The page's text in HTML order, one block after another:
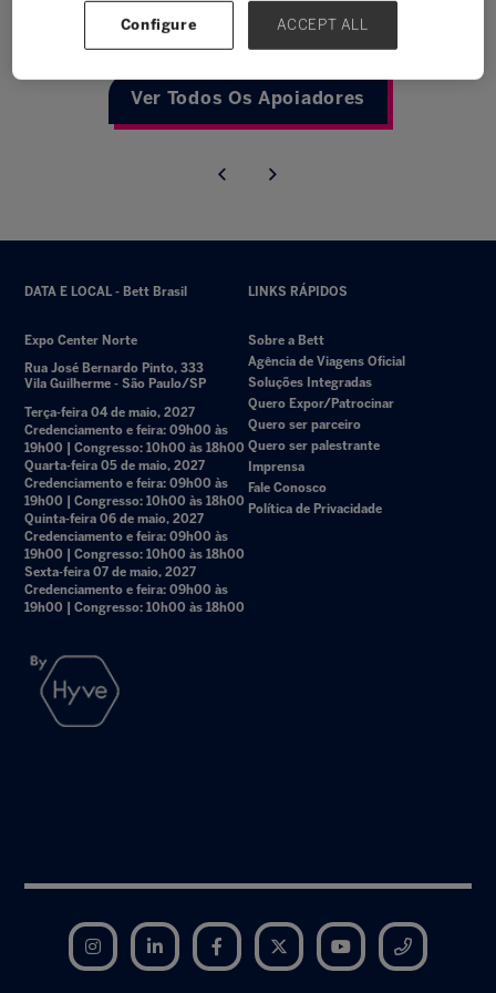
Ver Todos Os Apoiadores
DATA E LOCAL - Bett Brasil
Expo Center Norte
Rua José Bernardo Pinto, 333
Vila Guilherme - São Paulo/SP
Terça-feira 04 de maio, 2027
Credenciamento e feira: 09h00 às
19h00 | Congresso: 10h00 às 18h00
Quarta-feira 05 de maio, 2027
Credenciamento e feira: 09h00 às
19h00 | Congresso: 10h00 às 18h00
Quinta-feira 06 de maio, 2027
Credenciamento e feira: 09h00 às
19h00 | Congresso: 10h00 às 18h00
Sexta-feira 07 de maio, 2027
Credenciamento e feira: 09h00 às
19h00 | Congresso: 10h00 às 18h00
LINKS RÁPIDOS
Sobre a Bett
Agência de Viagens Oficial
Soluções Integradas
Quero Expor/Patrocinar
Quero ser parceiro
Quero ser palestrante
Imprensa
Fale Conosco
Política de Privacidade
Instagram LinkedIn Facebook Twitter YouTube
Configure ACCEPT ALL